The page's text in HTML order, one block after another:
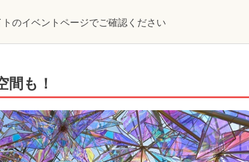
のイベントページでご確認ください
間も！